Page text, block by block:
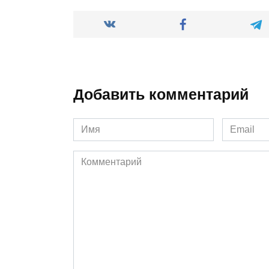
Добавить комментарий
Имя
*
Email
*
Комментарий